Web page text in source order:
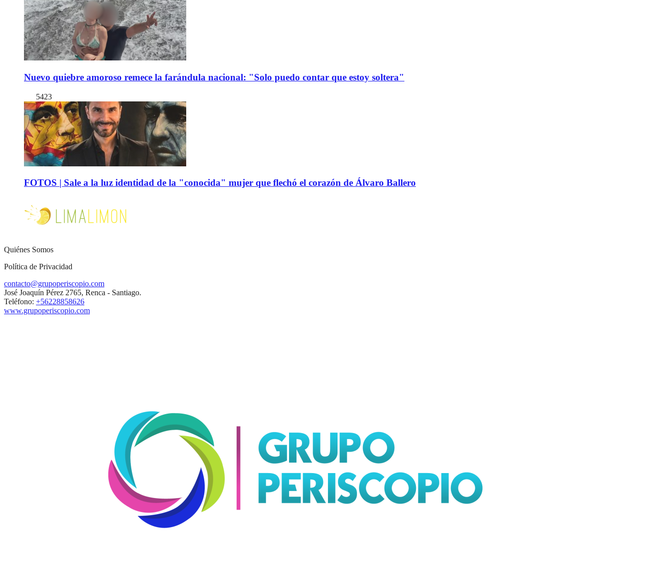
Nuevo quiebre amoroso remece la farándula nacional: "Solo puedo contar que estoy soltera"
5423
FOTOS | Sale a la luz identidad de la "conocida" mujer que flechó el corazón de Álvaro Ballero
Quiénes Somos
Política de Privacidad
contacto@grupoperiscopio.com
José Joaquín Pérez 2765, Renca - Santiago.
Teléfono: +56228858626
www.grupoperiscopio.com